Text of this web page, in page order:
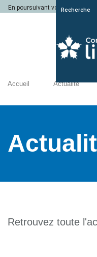
En poursuivant votreRecherche
Accueil Actualité
Retrouvez toute